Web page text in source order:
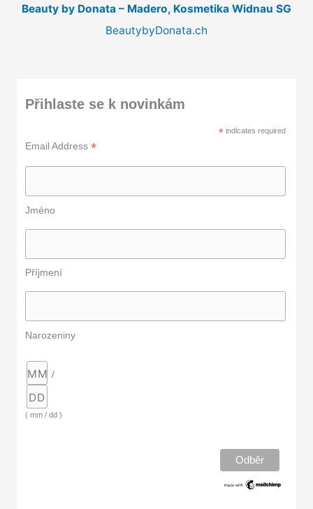
Beauty by Donata – Madero, Kosmetika Widnau SG
BeautybyDonata.ch
Přihlaste se k novinkám
*indicates required
Email Address *
Jméno
Příjmení
Narozeniny
/
( mm / dd )